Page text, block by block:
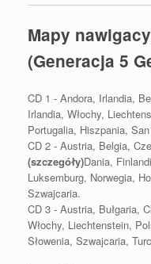
Mapy
(Generacja 5
CD 1 - Andora, Irlandia,
Irlandia, Włochy,
Portugalia, Hiszpania,
CD 2 - Austria, Belgia,
(szczegóły)Dania,
Luksemburg, Norwegia,
Szwajcaria.
CD 3 - Austria, Bułgaria,
Włochy, Liechtenstein,
Słowenia, Szwajcaria,